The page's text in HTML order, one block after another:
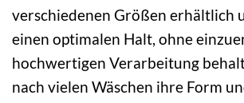
verschiedenen Größen erhältlich
einen optimalen Halt, ohne
hochwertigen Verarbeitung
nach vielen Wäschen ihre Form